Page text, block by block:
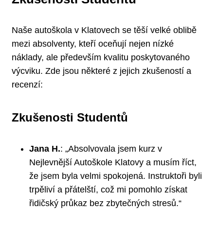
Naše autoškola v Klatovech se těší velké oblibě
mezi absolventy, kteří oceňují nejen nízké
náklady, ale především kvalitu poskytovaného
výcviku. Zde jsou některé z jejich zkušeností a
recenzí:
Zkušenosti Studentů
Jana H.: „Absolvovala jsem kurz v
Nejlevnější Autoškole Klatovy a musím říct,
že jsem byla velmi spokojená. Instruktoři byli
trpěliví a přátelští, což mi pomohlo získat
řidičský průkaz bez zbytečných stresů.“